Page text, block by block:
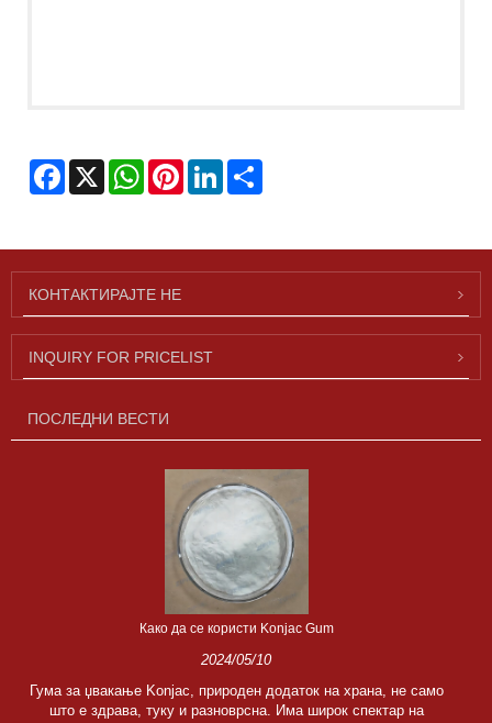
Facebook
X WhatsAppPinterestLinkedIn
КОНТАКТИРАЈТЕ НЕ
INQUIRY FOR PRICELIST
ПОСЛЕДНИ ВЕСТИ
Како да се користи Konjac Gum
2024/05/10
Гума за џвакање Konjac, природен додаток на храна, не само
што е здрава, туку и разноврсна. Има широк спектар на